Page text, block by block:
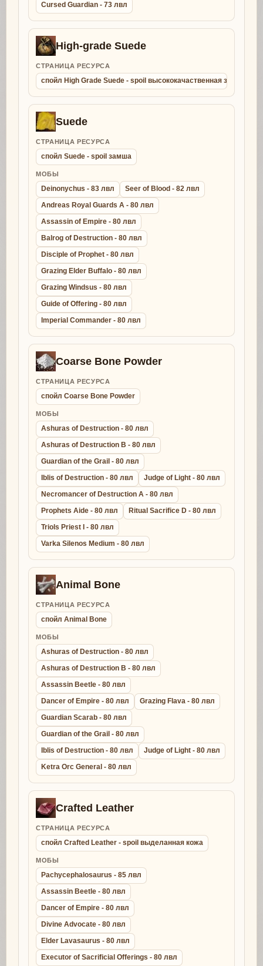
Cursed Guardian - 73 лвл
High-grade Suede
СТРАНИЦА РЕСУРСА
спойл High Grade Suede - spoil высококачаственная замша
Suede
СТРАНИЦА РЕСУРСА
спойл Suede - spoil замша
МОБЫ
Deinonychus - 83 лвл
Seer of Blood - 82 лвл
Andreas Royal Guards A - 80 лвл
Assassin of Empire - 80 лвл
Balrog of Destruction - 80 лвл
Disciple of Prophet - 80 лвл
Grazing Elder Buffalo - 80 лвл
Grazing Windsus - 80 лвл
Guide of Offering - 80 лвл
Imperial Commander - 80 лвл
Coarse Bone Powder
СТРАНИЦА РЕСУРСА
спойл Coarse Bone Powder
МОБЫ
Ashuras of Destruction - 80 лвл
Ashuras of Destruction B - 80 лвл
Guardian of the Grail - 80 лвл
Iblis of Destruction - 80 лвл
Judge of Light - 80 лвл
Necromancer of Destruction A - 80 лвл
Prophets Aide - 80 лвл
Ritual Sacrifice D - 80 лвл
Triols Priest I - 80 лвл
Varka Silenos Medium - 80 лвл
Animal Bone
СТРАНИЦА РЕСУРСА
спойл Animal Bone
МОБЫ
Ashuras of Destruction - 80 лвл
Ashuras of Destruction B - 80 лвл
Assassin Beetle - 80 лвл
Dancer of Empire - 80 лвл
Grazing Flava - 80 лвл
Guardian Scarab - 80 лвл
Guardian of the Grail - 80 лвл
Iblis of Destruction - 80 лвл
Judge of Light - 80 лвл
Ketra Orc General - 80 лвл
Crafted Leather
СТРАНИЦА РЕСУРСА
спойл Crafted Leather - spoil выделанная кожа
МОБЫ
Pachycephalosaurus - 85 лвл
Assassin Beetle - 80 лвл
Dancer of Empire - 80 лвл
Divine Advocate - 80 лвл
Elder Lavasaurus - 80 лвл
Executor of Sacrificial Offerings - 80 лвл